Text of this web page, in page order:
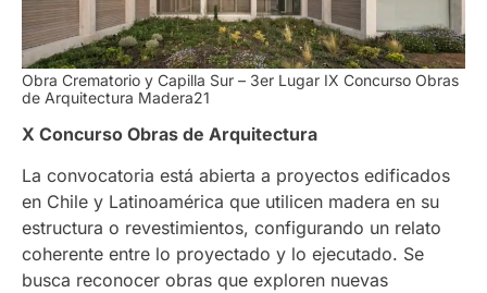
Obra Crematorio y Capilla Sur – 3er Lugar IX Concurso Obras
de Arquitectura Madera21
X Concurso Obras de Arquitectura
La convocatoria está abierta a proyectos edificados
en Chile y Latinoamérica que utilicen madera en su
estructura o revestimientos, configurando un relato
coherente entre lo proyectado y lo ejecutado. Se
busca reconocer obras que exploren nuevas